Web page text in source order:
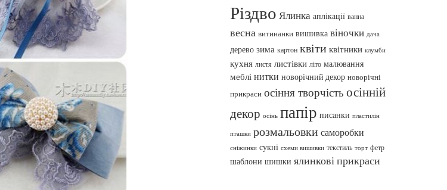
Різдво Ялинка аплікації ванна
весна витинанки вишивка віночки дача
дерево зима картон квіти квітники клумби
кухня листя листівки літо малювання
меблі нитки новорічний декор новорічні
прикраси осіння творчість осінній
декор осінь папір писанки пластилін
пташки розмальовки саморобки
сніжинки сукні схеми вишивки текстиль торт фетр
шаблони шишки ялинкові прикраси